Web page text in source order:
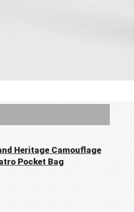
Heritage Camouflage
Pocket Bag